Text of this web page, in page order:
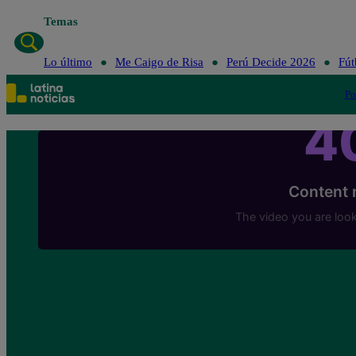
Temas
Lo último Me Caigo de Risa Perú Decide 2026